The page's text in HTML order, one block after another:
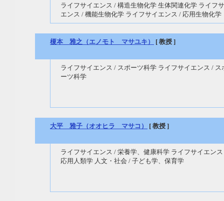
ライフサイエンス / 構造生物化学 生体関連化学 ライフ
エンス / 機能生物化学 ライフサイエンス / 応用生物化学
榎本 雅之（エノモト マサユキ） [ 教授 ]
ライフサイエンス / スポーツ科学 ライフサイエンス / ス
ーツ科学
大平 雅子（オオヒラ マサコ） [ 教授 ]
ライフサイエンス / 栄養学、健康科学 ライフサイエン
応用人類学 人文・社会 / 子ども学、保育学